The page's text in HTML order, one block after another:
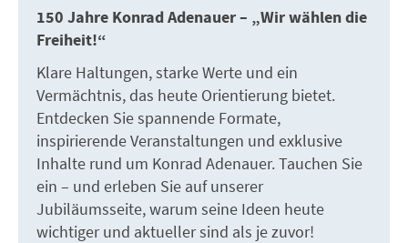
150 Jahre Konrad Adenauer – „Wir wählen die
Freiheit!“
Klare Haltungen, starke Werte und ein
Vermächtnis, das heute Orientierung bietet.
Entdecken Sie spannende Formate,
inspirierende Veranstaltungen und exklusive
Inhalte rund um Konrad Adenauer. Tauchen Sie
ein – und erleben Sie auf unserer
Jubiläumsseite, warum seine Ideen heute
wichtiger und aktueller sind als je zuvor!